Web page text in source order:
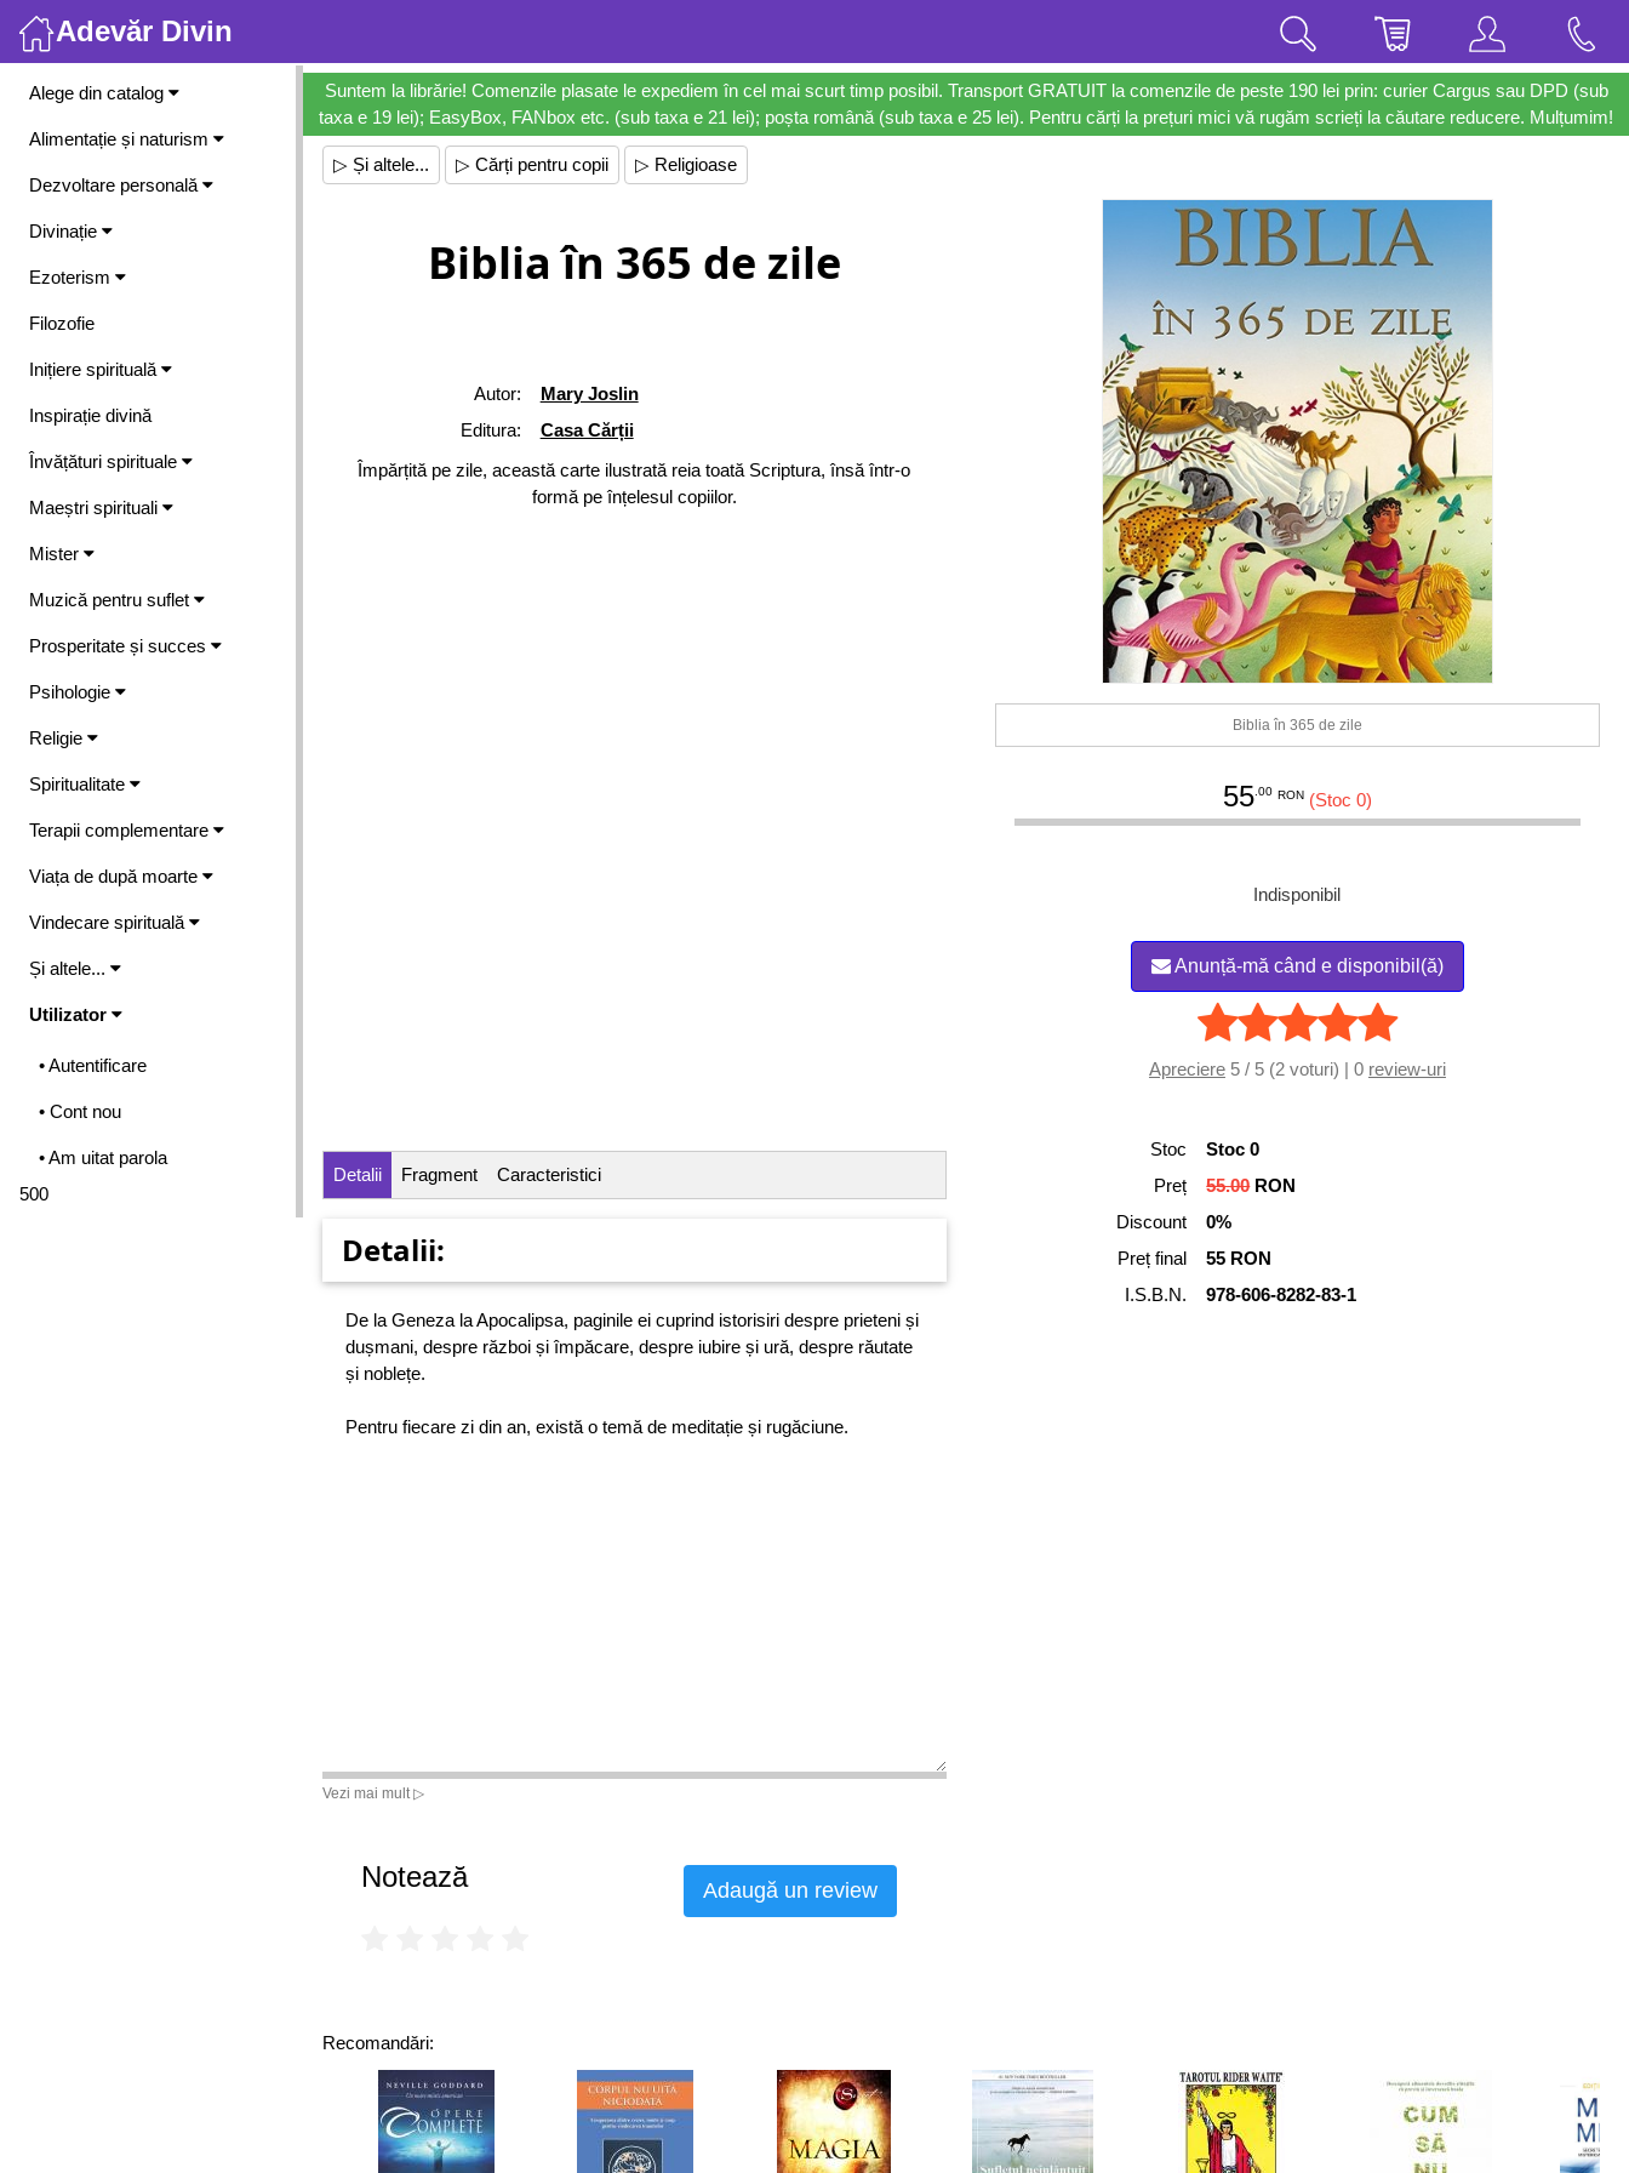
Adevăr Divin
Meniu
Alege din catalog
Alimentație și naturism
Dezvoltare personală
Divinație
Ezoterism
Filozofie
Inițiere spirituală
Inspirație divină
Învățături spirituale
Maeștri spirituali
Mister
Muzică pentru suflet
Prosperitate și succes
Psihologie
Religie
Spiritualitate
Terapii complementare
Viața de după moarte
Vindecare spirituală
Și altele...
Utilizator
• Autentificare
• Cont nou
• Am uitat parola
500
Suntem la librărie! Comenzile plasate le expediem în cel mai scurt timp posibil. Transport GRATUIT la comenzile de peste 190 lei prin: curier Cargus sau DPD (sub
taxa e 19 lei); EasyBox, FANbox etc. (sub taxa e 21 lei); poșta română (sub taxa e 25 lei). Pentru cărți la prețuri mici vă rugăm scrieți la căutare reducere. Mulțumim!
▷ Și altele... ▷ Cărți pentru copii ▷ Religioase
Biblia în 365 de zile
Autor:
Mary Joslin
Editura:
Casa Cărții
Împărțită pe zile, această carte ilustrată reia toată Scriptura, însă într-o
formă pe înțelesul copiilor.
Biblia în 365 de zile
55 .00 RON (Stoc 0)
Indisponibil
Anunță-mă când e disponibil(ă)
Apreciere5 / 5 (2 voturi) | 0 review-uri
Detalii Fragment Caracteristici
Detalii:
De la Geneza la Apocalipsa, paginile ei cuprind istorisiri despre prieteni și
dușmani, despre război și împăcare, despre iubire și ură, despre răutate
și noblețe.
Pentru fiecare zi din an, există o temă de meditație și rugăciune.
Vezi mai mult ▷
Stoc
Stoc 0
Preț
55.00RON
Discount
0%
Preț final
55 RON
I.S.B.N.
978-606-8282-83-1
Notează Adaugă un review
Recomandări: